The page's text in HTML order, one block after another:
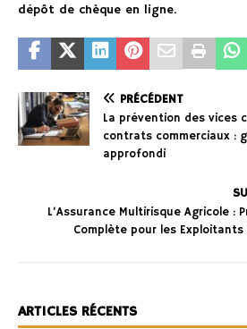
dépôt de chèque en ligne.
PRÉCÉDENT
La prévention des vices
contrats commerciaux :
approfondi
L’Assurance Multirisque Agricole :
Complète pour les Exploitants
ARTICLES RÉCENTS